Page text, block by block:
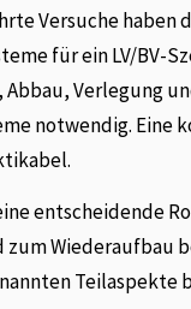
Versuche haben
für ein LV/BV-
Verlegung
notwendig. Eine
entscheidende
zum Wiederaufbau
Teilaspekte